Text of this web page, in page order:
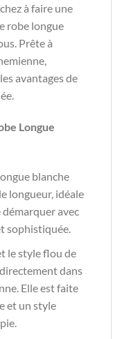
à faire une
robe longue
Prête à
avantages de
Longue
blanche
longueur, idéale
avec
sophistiquée.
le style flou de
dans
Elle est faite
et un style